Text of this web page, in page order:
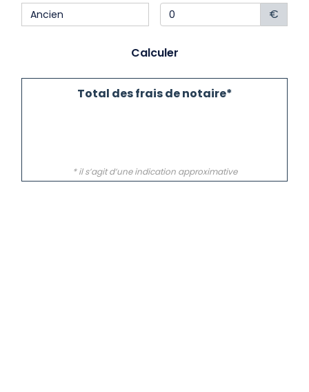
€
Total des frais de notaire*
* il s’agit d’une indication approximative